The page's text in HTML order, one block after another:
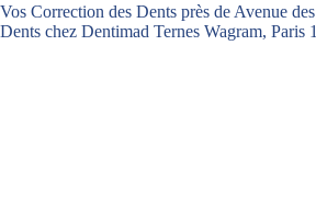
Vos Correction des Dents près de Avenue
Dents chez Dentimad Ternes Wagram, Paris